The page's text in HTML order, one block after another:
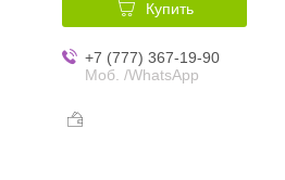
Купить
+7 (777) 367-19-90
Моб. /WhatsApp